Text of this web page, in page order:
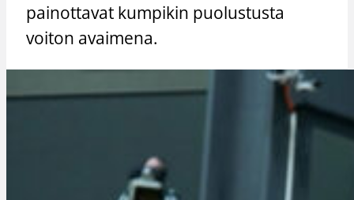
painottavat kumpikin puolustusta
voiton avaimena.